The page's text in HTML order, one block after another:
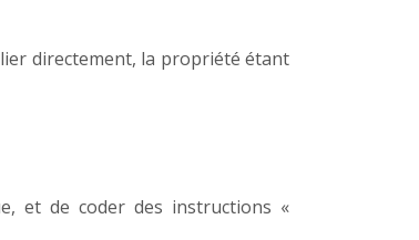
directement, la propriété étant
et de coder des instructions «